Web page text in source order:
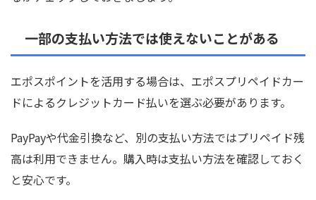
一部の支払い方法では使えないことがある
エポスポイントを活用する場合は、エポスプリペイドカー
ドによるクレジットカード払いを選ぶ必要があります。
PayPayや代金引換など、別の支払い方法ではプリペイド残
高は利用できません。購入時は支払い方法を確認しておく
と安心です。